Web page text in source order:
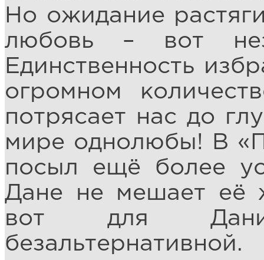
Но ожидание
любовь – вот
Единственность
огромном
потрясает нас до
мире однолюбы! В
посыл ещё более
Дане не мешает её
вот для
безальтернативной.